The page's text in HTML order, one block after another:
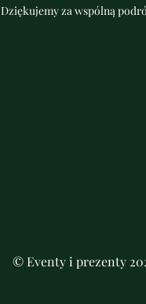
Dziękujemy za wspólną
© Eventy i prezenty